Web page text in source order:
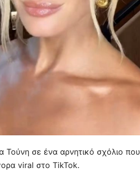
Τούνη σε ένα αρνητικό σχόλιο που
viral στο TikTok.